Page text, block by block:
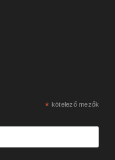
* kötelező mezők